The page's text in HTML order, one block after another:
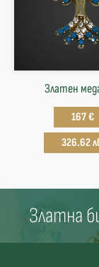
Златен
167 €
326.62
Златна